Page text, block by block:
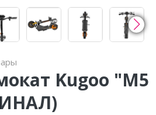
Kugoo "M5